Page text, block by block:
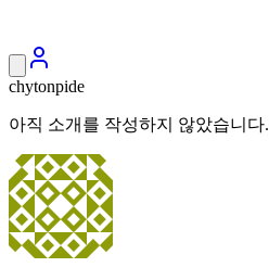
chytonpide
아직 소개를 작성하지 않았습니다.